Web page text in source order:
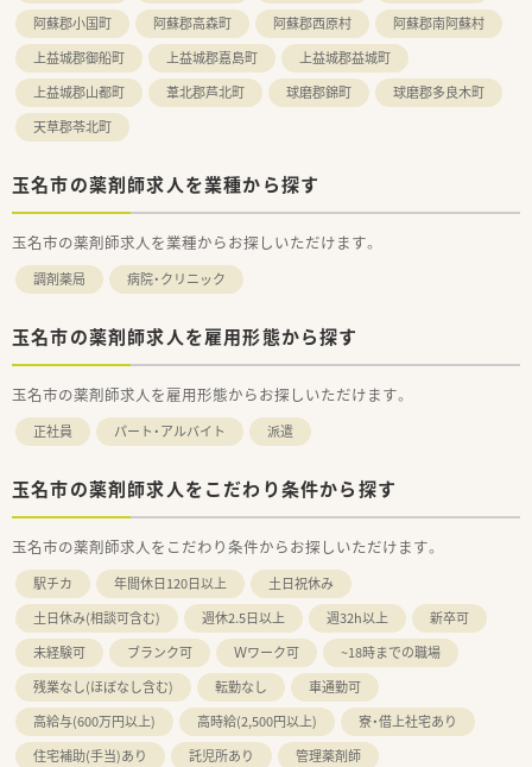
阿蘇郡小国町
阿蘇郡高森町 阿蘇郡西原村
阿蘇郡南阿蘇村
上益城郡御船町
上益城郡嘉島町
上益城郡益城町
上益城郡山都町
葦北郡芦北町 球磨郡錦町
球磨郡多良木町
天草郡苓北町
玉名市の薬剤師求人を業種から探す
玉名市の薬剤師求人を業種からお探しいただけます。
調剤薬局 病院・クリニック
玉名市の薬剤師求人を雇用形態から探す
玉名市の薬剤師求人を雇用形態からお探しいただけます。
正社員 パート・アルバイト 派遣
玉名市の薬剤師求人をこだわり条件から探す
玉名市の薬剤師求人をこだわり条件からお探しいただけます。
駅チカ 年間休日120日以上
土日祝休み
土日休み(相談可含む)
週休2.5日以上 週32h以上
新卒可
未経験可
ブランク可 Ｗワーク可
~18時までの職場
残業なし(ほぼなし含む)
転勤なし
車通勤可
高給与(600万円以上)
高時給(2,500円以上)
寮・借上社宅あり
住宅補助(手当)あり
託児所あり
管理薬剤師